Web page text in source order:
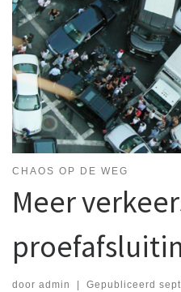
CHAOS OP DE WEG
Meer
door admin Gepubliceerd